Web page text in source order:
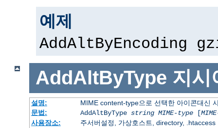
예제
AddAltByEncoding
AddAltByType 지시
설명:
MIME content-type으로 선택한 아이콘대신
문법:
AddAltByType string MIME-type[
사용장소:
주서버설정, 가상호스트, directory, .htaccess